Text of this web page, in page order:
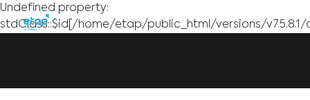
Undefined property:
stdClass::$id[/home/etap/public_html/versions/